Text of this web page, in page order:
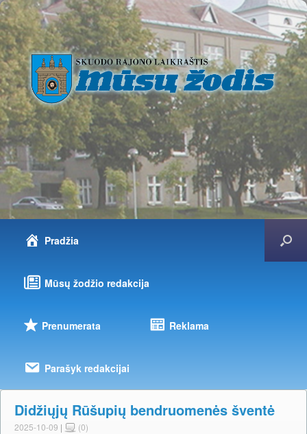
Pradžia
Mūsų žodžio redakcija
Prenumerata Reklama
Parašyk redakcijai
Didžiųjų Rūšupių bendruomenės šventė
2025-10-09 | (0)